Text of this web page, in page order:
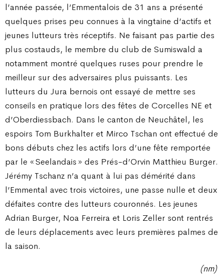
l’année passée, l’Emmentalois de 31 ans a présenté
quelques prises peu connues à la vingtaine d’actifs et
jeunes lutteurs très réceptifs. Ne faisant pas partie des
plus costauds, le membre du club de Sumiswald a
notamment montré quelques ruses pour prendre le
meilleur sur des adversaires plus puissants. Les
lutteurs du Jura bernois ont essayé de mettre ses
conseils en pratique lors des fêtes de Corcelles NE et
d’Oberdiessbach. Dans le canton de Neuchâtel, les
espoirs Tom Burkhalter et Mirco Tschan ont effectué de
bons débuts chez les actifs lors d’une fête remportée
par le « Seelandais » des Prés-d’Orvin Matthieu Burger.
Jérémy Tschanz n’a quant à lui pas démérité dans
l’Emmental avec trois victoires, une passe nulle et deux
défaites contre des lutteurs couronnés. Les jeunes
Adrian Burger, Noa Ferreira et Loris Zeller sont rentrés
de leurs déplacements avec leurs premières palmes de
la saison.
(nm)